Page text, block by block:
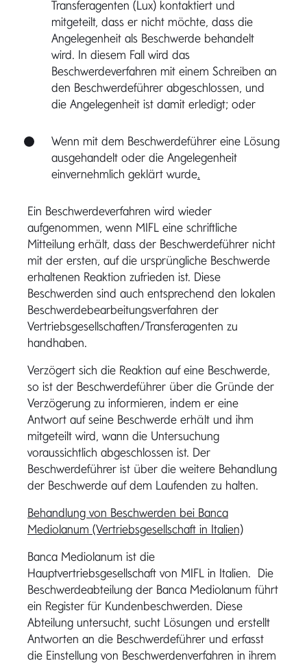
Transferagenten (Lux) kontaktiert und
mitgeteilt, dass er nicht möchte, dass die
Angelegenheit als Beschwerde behandelt
wird. In diesem Fall wird das
Beschwerdeverfahren mit einem Schreiben an
den Beschwerdeführer abgeschlossen, und
die Angelegenheit ist damit erledigt; oder
Wenn mit dem Beschwerdeführer eine Lösung
ausgehandelt oder die Angelegenheit
einvernehmlich geklärt wurde.
Ein Beschwerdeverfahren wird wieder
aufgenommen, wenn MIFL eine schriftliche
Mitteilung erhält, dass der Beschwerdeführer nicht
mit der ersten, auf die ursprüngliche Beschwerde
erhaltenen Reaktion zufrieden ist. Diese
Beschwerden sind auch entsprechend den lokalen
Beschwerdebearbeitungsverfahren der
Vertriebsgesellschaften/Transferagenten zu
handhaben.
Verzögert sich die Reaktion auf eine Beschwerde,
so ist der Beschwerdeführer über die Gründe der
Verzögerung zu informieren, indem er eine
Antwort auf seine Beschwerde erhält und ihm
mitgeteilt wird, wann die Untersuchung
voraussichtlich abgeschlossen ist. Der
Beschwerdeführer ist über die weitere Behandlung
der Beschwerde auf dem Laufenden zu halten.
Behandlung von Beschwerden bei Banca
Mediolanum (Vertriebsgesellschaft in Italien)
Banca Mediolanum ist die
Hauptvertriebsgesellschaft von MIFL in Italien. Die
Beschwerdeabteilung der Banca Mediolanum führt
ein Register für Kundenbeschwerden. Diese
Abteilung untersucht, sucht Lösungen und erstellt
Antworten an die Beschwerdeführer und erfasst
die Einstellung von Beschwerdenverfahren in ihrem